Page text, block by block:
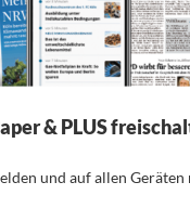
& PLUS
und auf allen